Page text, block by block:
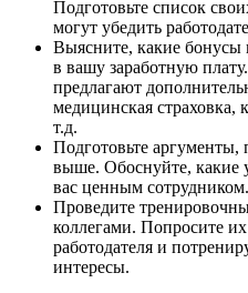
Подготовьте список
могут убедить
Выясните, какие
в вашу заработную
предлагают
медицинская страховка,
т.д.
Подготовьте аргументы,
выше. Обоснуйте, какие
вас ценным сотрудником.
Проведите
коллегами. Попросите
работодателя и
интересы.